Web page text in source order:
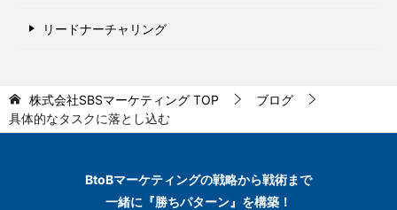
リードナーチャリング
株式会社SBSマーケティング TOP
ブログ
具体的なタスクに落とし込む
BtoBマーケティングの戦略から戦術まで
一緒に『勝ちパターン』を構築！